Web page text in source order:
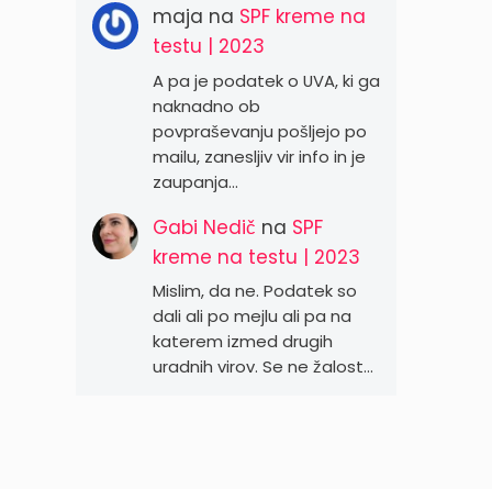
maja na SPF kreme na
testu | 2023
A pa je podatek o UVA, ki ga
naknadno ob
povpraševanju pošljejo po
mailu, zanesljiv vir info in je
zaupanja…
Gabi Nedič na SPF
kreme na testu | 2023
Mislim, da ne. Podatek so
dali ali po mejlu ali pa na
katerem izmed drugih
uradnih virov. Se ne žalost…